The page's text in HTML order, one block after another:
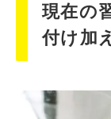
現在の
付け加